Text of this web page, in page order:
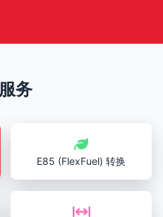
务
E85 (FlexFuel) 转换